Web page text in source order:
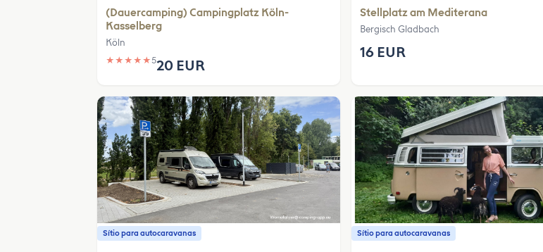
(Dauercamping) Campingplatz Köln-
Kasselberg
Köln
★ ★ ★ ★ ★520 EUR
Stellplatz am Mediterana
Bergisch Gladbach
16 EUR
Sítio para autocaravanas Sítio para autocaravanas